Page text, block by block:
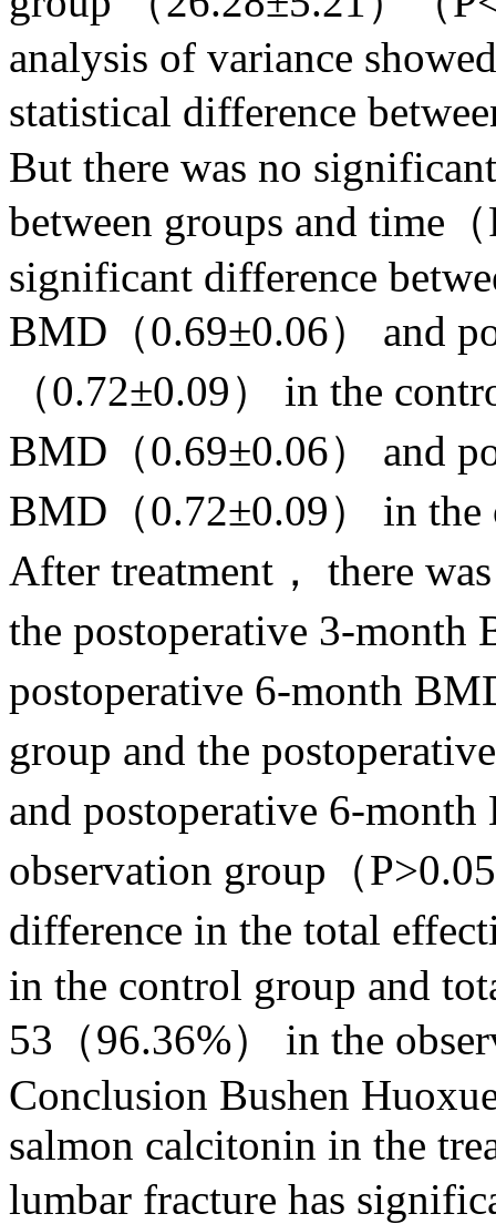
analysis of variance
statistical difference
But there was no
between groups and time
significant difference
BMD（0.69±0.06） and
（0.72±0.09） in the
BMD（0.69±0.06） and
BMD（0.72±0.09） in the
After treatment， there
the postoperative 3-
postoperative 6-month
group and the
and postoperative 6-
observation group（
difference in the total
in the control group and
53（96.36%） in the
Conclusion Bushen
salmon calcitonin in the
lumbar fracture has